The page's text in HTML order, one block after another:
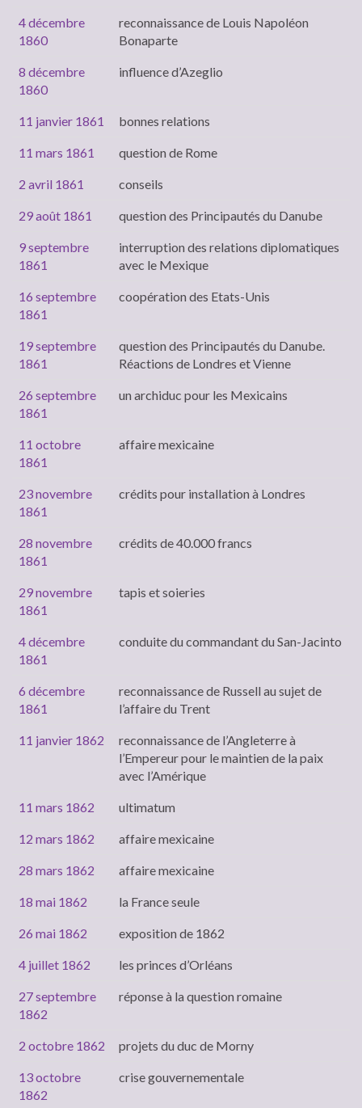
4 décembre
1860
reconnaissance de Louis Napoléon
Bonaparte
8 décembre
1860
influence d’Azeglio
11 janvier 1861 bonnes relations
11 mars 1861 question de Rome
2 avril 1861 conseils
29 août 1861 question des Principautés du Danube
9 septembre
1861
interruption des relations diplomatiques
avec le Mexique
16 septembre
1861
coopération des Etats-Unis
19 septembre
1861
question des Principautés du Danube.
Réactions de Londres et Vienne
26 septembre
1861
un archiduc pour les Mexicains
11 octobre
1861
affaire mexicaine
23 novembre
1861
crédits pour installation à Londres
28 novembre
1861
crédits de 40.000 francs
29 novembre
1861
tapis et soieries
4 décembre
1861
conduite du commandant du San-Jacinto
6 décembre
1861
reconnaissance de Russell au sujet de
l’affaire du Trent
11 janvier 1862
reconnaissance de l’Angleterre à
l’Empereur pour le maintien de la paix
avec l’Amérique
11 mars 1862 ultimatum
12 mars 1862 affaire mexicaine
28 mars 1862 affaire mexicaine
18 mai 1862 la France seule
26 mai 1862 exposition de 1862
4 juillet 1862 les princes d’Orléans
27 septembre
1862
réponse à la question romaine
2 octobre 1862 projets du duc de Morny
13 octobre
1862
crise gouvernementale